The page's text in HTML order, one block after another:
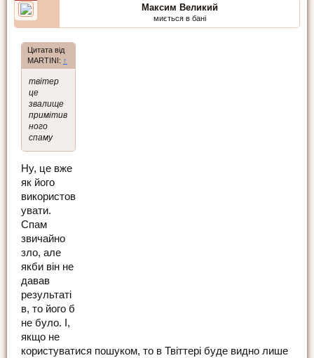
Максим Великий
миється в бані
Цитата від
MARTINI: ↑
твітер
це
звалище
примітив
ного
спаму
Ну, це вже
як його
використов
увати.
Спам
звичайно
зло, але
якби він не
давав
результаті
в, то його б
не було. І,
якщо не
користуватися пошуком, то в Твіттері буде видно лише